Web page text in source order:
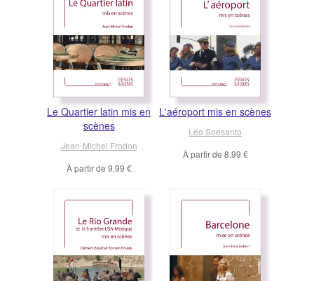
Le Quartier latin mis en
scènes
Jean-Michel Frodon
À partir de 9,99 €
L'aéroport mis en scènes
Léo Soesanto
À partir de 8,99 €